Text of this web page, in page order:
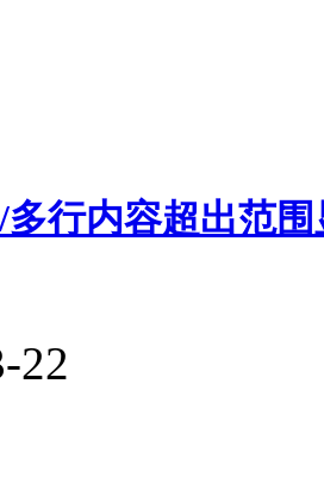
多行内容超出范
22